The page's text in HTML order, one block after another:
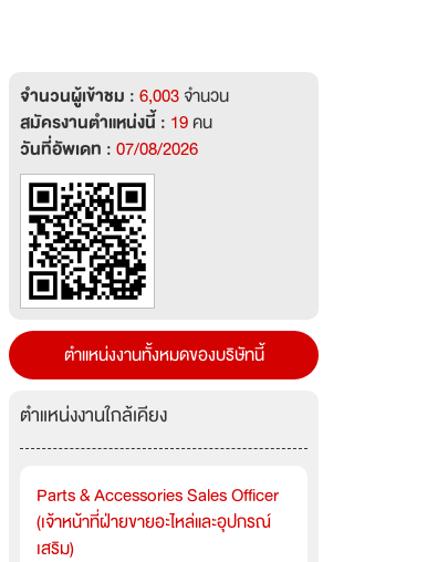
จำนวนผู้เข้าชม :6,003จำนวน
สมัครงานตำแหน่งนี้ : 19คน
วันที่อัพเดท :07/08/2026
ตำแหน่งงานทั้งหมดของบริษัทนี้
ตำแหน่งงานใกล้เคียง
Parts & Accessories Sales Officer
(เจ้าหน้าที่ฝ่ายขายอะไหล่และอุปกรณ์
เสริม)